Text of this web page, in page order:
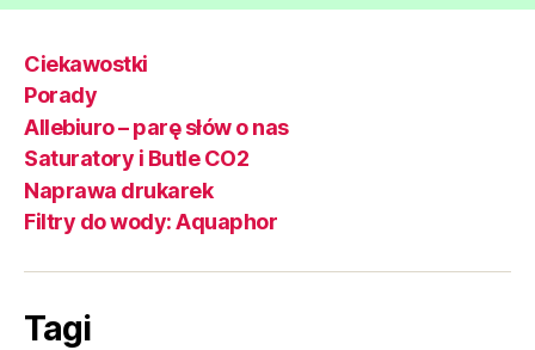
Ciekawostki
Porady
Allebiuro – parę słów o nas
Saturatory i Butle CO2
Naprawa drukarek
Filtry do wody: Aquaphor
Tagi